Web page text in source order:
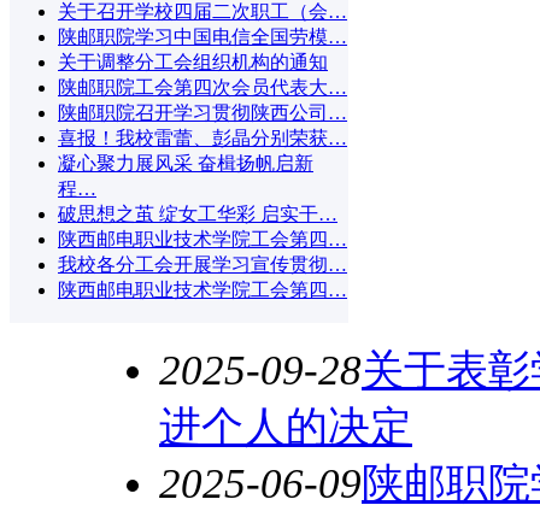
关于召开学校四届二次职工（会…
陕邮职院学习中国电信全国劳模…
关于调整分工会组织机构的通知
陕邮职院工会第四次会员代表大…
陕邮职院召开学习贯彻陕西公司…
喜报！我校雷蕾、彭晶分别荣获…
凝心聚力展风采 奋楫扬帆启新
程…
破思想之茧 绽女工华彩 启实干…
陕西邮电职业技术学院工会第四…
我校各分工会开展学习宣传贯彻…
陕西邮电职业技术学院工会第四…
2025-09-28关于表
进个人的决定
2025-06-09陕邮职